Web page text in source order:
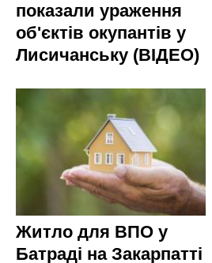
показали ураження
об'єктів окупантів у
Лисичанську (ВІДЕО)
Житло для ВПО у
Батраді на Закарпатті